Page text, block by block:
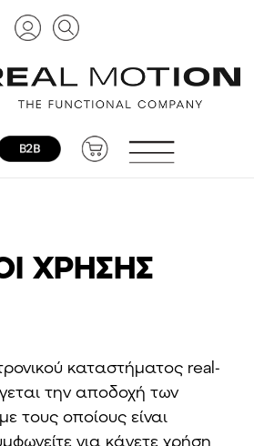
ΧΡΗΣΗΣ
καταστήματος real-
την αποδοχή των
τους οποίους είναι
για κάνετε χρήση